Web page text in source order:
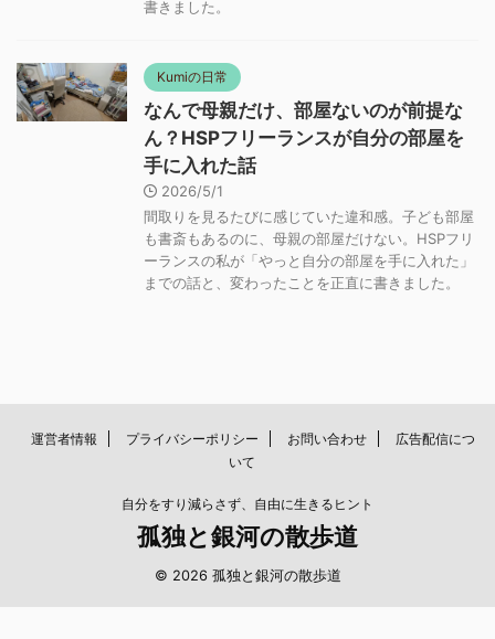
書きました。
Kumiの日常
なんで母親だけ、部屋ないのが前提な
ん？HSPフリーランスが自分の部屋を
手に入れた話
2026/5/1
間取りを見るたびに感じていた違和感。子ども部屋
も書斎もあるのに、母親の部屋だけない。HSPフリ
ーランスの私が「やっと自分の部屋を手に入れた」
までの話と、変わったことを正直に書きました。
運営者情報 プライバシーポリシー お問い合わせ
広告配信につ
いて
自分をすり減らさず、自由に生きるヒント
孤独と銀河の散歩道
© 2026 孤独と銀河の散歩道